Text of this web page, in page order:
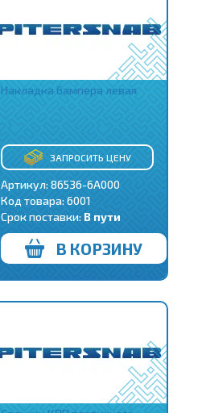
Накладка бампера левая
ЗАПРОСИТЬ ЦЕНУ
Артикул: 86536-6A000
Код товара: 6001
Срок поставки: В пути
В КОРЗИНУ